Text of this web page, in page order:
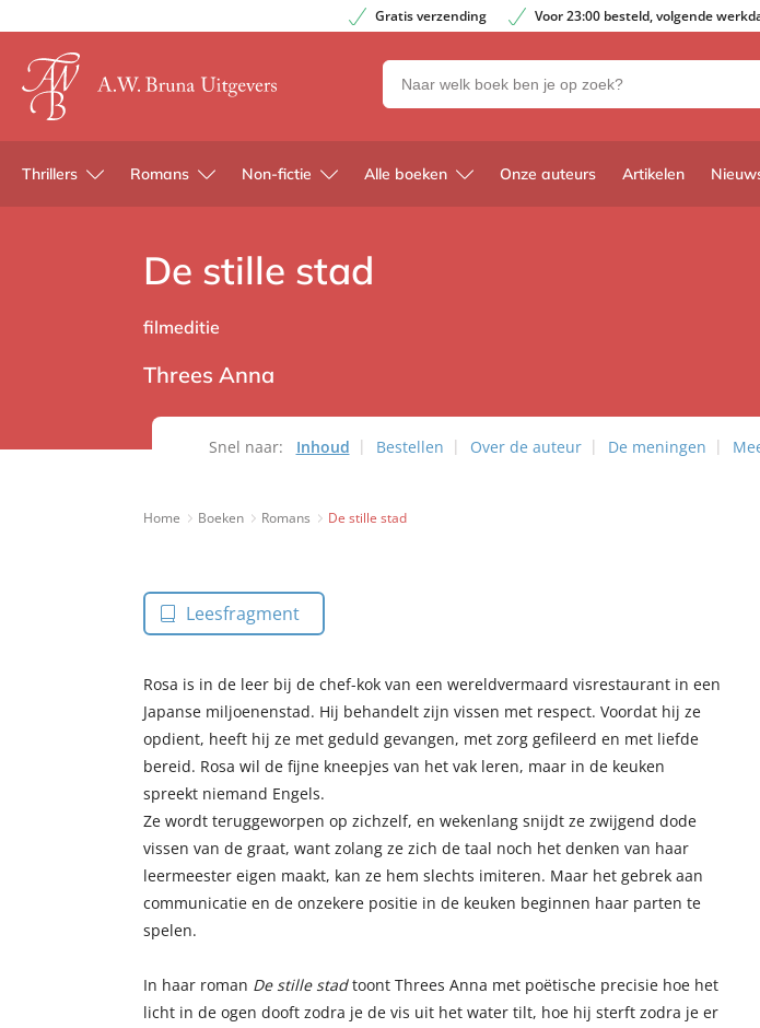
Gratis verzending Voor 23:00 besteld, volgende
Zoeken
naar
en
uitgevers
Thrillers Romans Non-fictie Alle boeken Onze auteurs Artikelen
De stille stad
filmeditie
Threes Anna
Snel naar: Inhoud Bestellen Over de auteur De meningen
Home Boeken Romans De stille stad
Leesfragment
Rosa is in de leer bij de chef-kok van een wereldvermaard visrestaurant in een
Japanse miljoenenstad. Hij behandelt zijn vissen met respect. Voordat hij ze
opdient, heeft hij ze met geduld gevangen, met zorg gefileerd en met liefde
bereid. Rosa wil de fijne kneepjes van het vak leren, maar in de keuken
spreekt niemand Engels.
Ze wordt teruggeworpen op zichzelf, en wekenlang snijdt ze zwijgend dode
vissen van de graat, want zolang ze zich de taal noch het denken van haar
leermeester eigen maakt, kan ze hem slechts imiteren. Maar het gebrek aan
communicatie en de onzekere positie in de keuken beginnen haar parten te
spelen.
In haar roman De stille stadtoont Threes Anna met poëtische precisie hoe het
licht in de ogen dooft zodra je de vis uit het water tilt, hoe hij sterft zodra je er